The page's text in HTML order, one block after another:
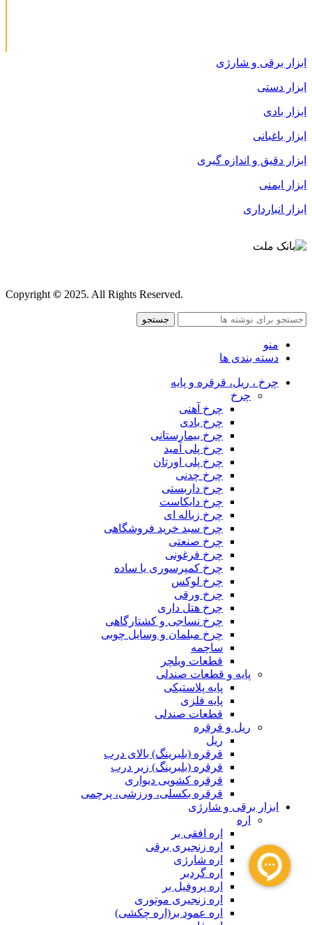
ابزار برقی و شارژی
ابزار دستی
ابزار بادی
ابزار باغبانی
ابزار دقیق و اندازه گیری
ابزار ایمنی
ابزار انبارداری
Copyright© 2025. All Rights Reserved.
جستجو
منو
دسته بندی ها
چرخ ، ریل، قرقره و پایه
چرخ
چرخ آهنی
چرخ بادی
چرخ بیمارستانی
چرخ پلی آمید
چرخ پلی اورتان
چرخ چدنی
چرخ داربستی
چرخ دایکاست
چرخ زباله ای
چرخ سبد خرید فروشگاهی
چرخ صنعتی
چرخ فرغونی
چرخ کمپرسوری یا ساده
چرخ لوکس
چرخ ورقی
چرخ هتل داری
چرخ نساجی و کشتارگاهی
چرخ مبلمان و وسایل چوبی
ساچمه
قطعات ویلچر
پایه و قطعات صندلی
پایه پلاستیکی
پایه فلزی
قطعات صندلی
ریل و قرقره
ریل
قرقره (بلبرینگ) بالای درب
قرقره (بلبرینگ) زیر درب
قرقره کشویی دیواری
قرقره بکسلی، ورزشی، پرچمی
ابزار برقی و شارژی
اره
اره افقی بر
اره زنجیری برقی
اره شارژی
اره گردبر
اره پروفیل بر
اره زنجیری موتوری
اره عمود بر(اره چکشی)